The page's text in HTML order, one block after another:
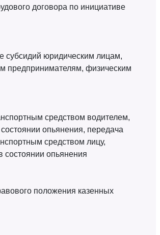
договора по инициативе
субсидий юридическим лицам,
предпринимателям, физическим
средством водителем,
опьянения, передача
средством лицу,
состоянии опьянения
положения казенных